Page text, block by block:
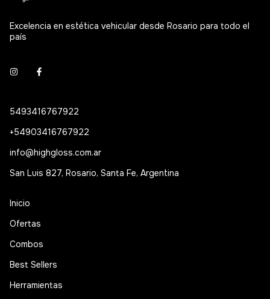
Excelencia en estética vehicular desde Rosario para todo el
país
5493416767922
+54903416767922
info@highgloss.com.ar
San Luis 827, Rosario, Santa Fe, Argentina
Inicio
Ofertas
Combos
Best Sellers
Herramientas